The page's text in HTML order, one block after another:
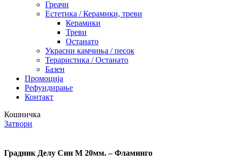
Греачи
Естетика / Керамики, треви
Керамики
Треви
Останато
Украсни камчиња / песок
Тераристика / Останато
Базен
Промоција
Рефундирање
Контакт
Кошничка
Затвори
Градник Делу Син M 20мм. – Фламинго